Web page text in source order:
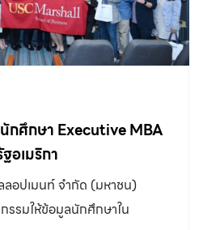
กศึกษา Executive MBA
อเมริกา
ลอปเมนท์ จำกัด (มหาชน)
รรมให้ข้อมูลนักศึกษาใน